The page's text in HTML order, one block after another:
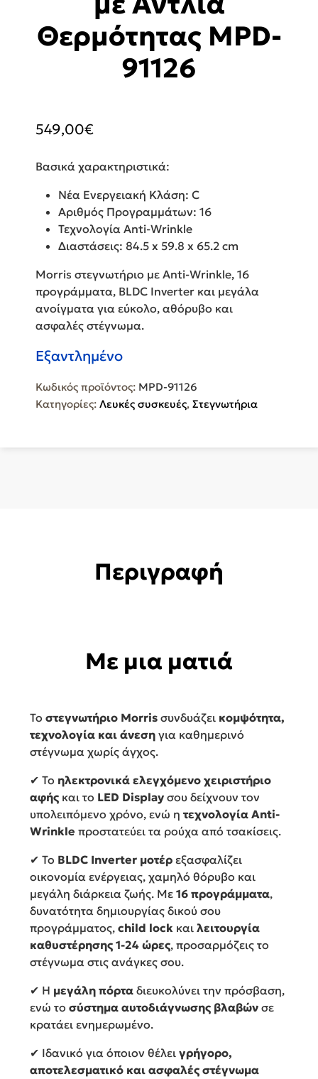
Θερμότητας MPD-
91126
549,00€
Βασικά χαρακτηριστικά:
Νέα Ενεργειακή Κλάση: C
Αριθμός Προγραμμάτων: 16
Τεχνολογία Anti-Wrinkle
Διαστάσεις: 84.5 x 59.8 x 65.2 cm
Morris στεγνωτήριο με Anti-Wrinkle, 16
προγράμματα, BLDC Inverter και μεγάλα
ανοίγματα για εύκολο, αθόρυβο και
ασφαλές στέγνωμα.
Εξαντλημένο
Κωδικός προϊόντος: MPD-91126
Κατηγορίες: Λευκές συσκευές, Στεγνωτήρια
Περιγραφή
Με μια ματιά
Το στεγνωτήριο Morris συνδυάζει κομψότητα,
τεχνολογία και άνεση για καθημερινό
στέγνωμα χωρίς άγχος.
✔ Το ηλεκτρονικά ελεγχόμενο χειριστήριο
αφής και το LED Display σου δείχνουν τον
υπολειπόμενο χρόνο, ενώ η τεχνολογία Anti-
Wrinkle προστατεύει τα ρούχα από τσακίσεις.
✔ Το BLDC Inverter μοτέρ εξασφαλίζει
οικονομία ενέργειας, χαμηλό θόρυβο και
μεγάλη διάρκεια ζωής. Με 16 προγράμματα,
δυνατότητα δημιουργίας δικού σου
προγράμματος, child lock και λειτουργία
καθυστέρησης 1-24 ώρες, προσαρμόζεις το
στέγνωμα στις ανάγκες σου.
✔ Η μεγάλη πόρτα διευκολύνει την πρόσβαση,
ενώ το σύστημα αυτοδιάγνωσης βλαβών σε
κρατάει ενημερωμένο.
✔ Ιδανικό για όποιον θέλει γρήγορο,
αποτελεσματικό και ασφαλές στέγνωμα